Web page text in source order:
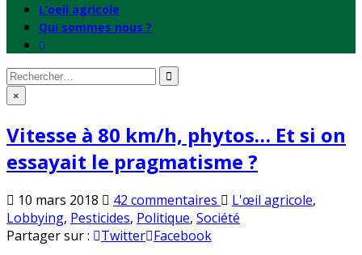
L’oeil agricole
Qui sommes nous ?
Rechercher
: ×
Vitesse à 80 km/h, phytos… Et si on
essayait le pragmatisme ?
10 mars 2018 42 commentaires sur
Vitesse
Publié
en
L'œil agricole,
Lobbying, Pesticides, Politique, Société
Partager sur :
Twitter Facebook